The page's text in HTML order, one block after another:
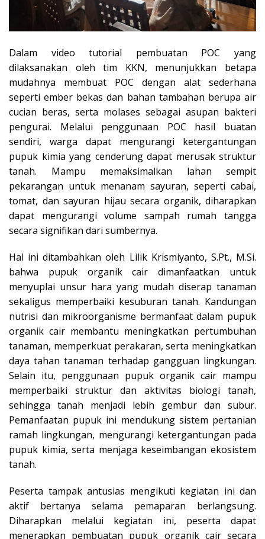
Dalam video tutorial pembuatan POC yang
dilaksanakan oleh tim KKN, menunjukkan betapa
mudahnya membuat POC dengan alat sederhana
seperti ember bekas dan bahan tambahan berupa air
cucian beras, serta molases sebagai asupan bakteri
pengurai. Melalui penggunaan POC hasil buatan
sendiri, warga dapat mengurangi ketergantungan
pupuk kimia yang cenderung dapat merusak struktur
tanah. Mampu memaksimalkan lahan sempit
pekarangan untuk menanam sayuran, seperti cabai,
tomat, dan sayuran hijau secara organik, diharapkan
dapat mengurangi volume sampah rumah tangga
secara signifikan dari sumbernya.
Hal ini ditambahkan oleh Lilik Krismiyanto, S.Pt., M.Si.
bahwa pupuk organik cair dimanfaatkan untuk
menyuplai unsur hara yang mudah diserap tanaman
sekaligus memperbaiki kesuburan tanah. Kandungan
nutrisi dan mikroorganisme bermanfaat dalam pupuk
organik cair membantu meningkatkan pertumbuhan
tanaman, memperkuat perakaran, serta meningkatkan
daya tahan tanaman terhadap gangguan lingkungan.
Selain itu, penggunaan pupuk organik cair mampu
memperbaiki struktur dan aktivitas biologi tanah,
sehingga tanah menjadi lebih gembur dan subur.
Pemanfaatan pupuk ini mendukung sistem pertanian
ramah lingkungan, mengurangi ketergantungan pada
pupuk kimia, serta menjaga keseimbangan ekosistem
tanah.
Peserta tampak antusias mengikuti kegiatan ini dan
aktif bertanya selama pemaparan berlangsung.
Diharapkan melalui kegiatan ini, peserta dapat
menerapkan pembuatan pupuk organik cair secara